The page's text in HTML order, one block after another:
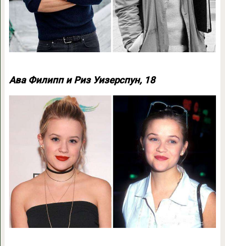
Ава Филипп и Риз Уизерспун, 18